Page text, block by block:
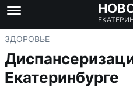
ЗДОРОВЬЕ
Екатеринбурге